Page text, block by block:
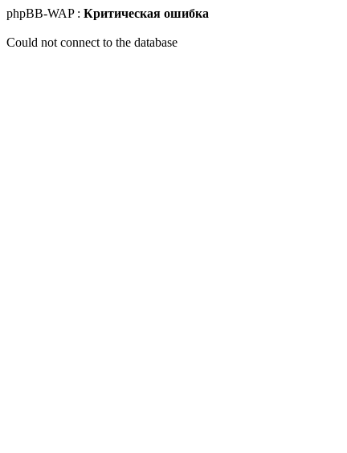
phpBB-WAP : Критическая ошибка
Could not connect to the database